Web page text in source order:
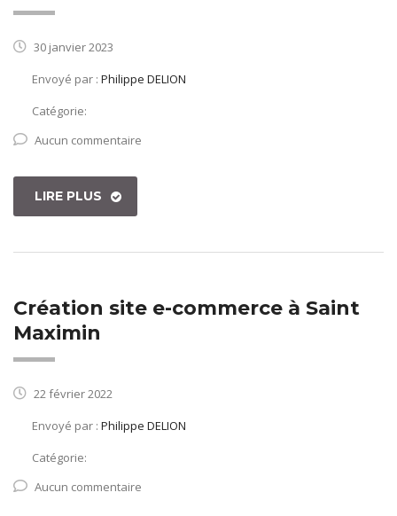
30 janvier 2023
Envoyé par : Philippe DELION
Catégorie:
Aucun commentaire
LIRE PLUS
Création site e-commerce à Saint
Maximin
22 février 2022
Envoyé par : Philippe DELION
Catégorie:
Aucun commentaire